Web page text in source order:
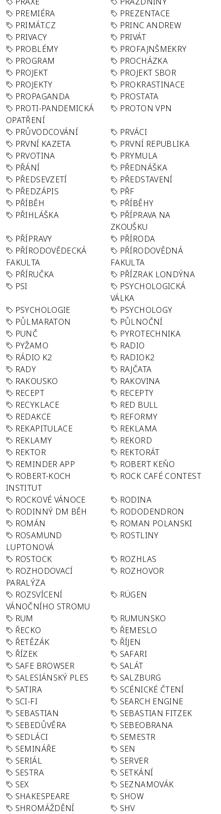
PREMIÉRA
PREZENTACE
PRIMÁT.CZ
PRINC ANDREW
PRIVACY
PRIVÁT
PROBLÉMY
PROFAJNŠMEKRY
PROGRAM
PROCHÁZKA
PROJEKT
PROJEKT SBOR
PROJEKTY
PROKRASTINACE
PROPAGANDA
PROSTATA
PROTI-PANDEMICKÁ
OPATŘENÍ
PROTON VPN
PRŮVODCOVÁNÍ
PRVÁCI
PRVNÍ KAZETA
PRVNÍ REPUBLIKA
PRVOTINA
PRYMULA
PŘÁNÍ
PŘEDNÁŠKA
PŘEDSEVZETÍ
PŘEDSTAVENÍ
PŘEDZÁPIS
PŘF
PŘÍBĚH
PŘÍBĚHY
PŘIHLÁŠKA
PŘÍPRAVA NA
ZKOUŠKU
PŘÍPRAVY
PŘÍRODA
PŘÍRODOVĚDECKÁ
FAKULTA
PŘÍRODOVĚDNÁ
FAKULTA
PŘÍRUČKA
PŘÍZRAK LONDÝNA
PSI
PSYCHOLOGICKÁ
VÁLKA
PSYCHOLOGIE
PSYCHOLOGY
PŮLMARATON
PŮLNOČNÍ
PUNČ
PYROTECHNIKA
PYŽAMO
RADIO
RÁDIO K2
RADIOK2
RADY
RAJČATA
RAKOUSKO
RAKOVINA
RECEPT
RECEPTY
RECYKLACE
RED BULL
REDAKCE
REFORMY
REKAPITULACE
REKLAMA
REKLAMY
REKORD
REKTOR
REKTORÁT
REMINDER APP
ROBERT KEŇO
ROBERT-KOCH
INSTITUT
ROCK CAFÉ CONTEST
ROCKOVÉ VÁNOCE
RODINA
RODINNÝ DM BĚH
RODODENDRON
ROMÁN
ROMAN POLANSKI
ROSAMUND
LUPTONOVÁ
ROSTLINY
ROSTOCK
ROZHLAS
ROZHODOVACÍ
PARALÝZA
ROZHOVOR
ROZSVÍCENÍ
VÁNOČNÍHO STROMU
RÜGEN
RUM
RUMUNSKO
ŘECKO
ŘEMESLO
ŘETĚZÁK
ŘÍJEN
ŘÍZEK
SAFARI
SAFE BROWSER
SALÁT
SALESIÁNSKÝ PLES
SALZBURG
SATIRA
SCÉNICKÉ ČTENÍ
SCI-FI
SEARCH ENGINE
SEBASTIAN
SEBASTIAN FITZEK
SEBEDŮVĚRA
SEBEOBRANA
SEDLÁCI
SEMESTR
SEMINÁŘE
SEN
SERIÁL
SERVER
SESTRA
SETKÁNÍ
SEX
SEZNAMOVÁK
SHAKESPEARE
SHOW
SHROMÁŽDĚNÍ
SHV